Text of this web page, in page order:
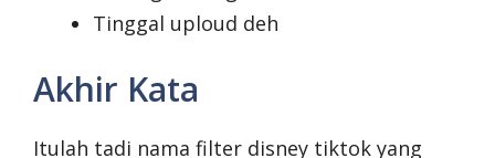
Tinggal uploud deh
Akhir Kata
Itulah tadi nama filter disney tiktok yang